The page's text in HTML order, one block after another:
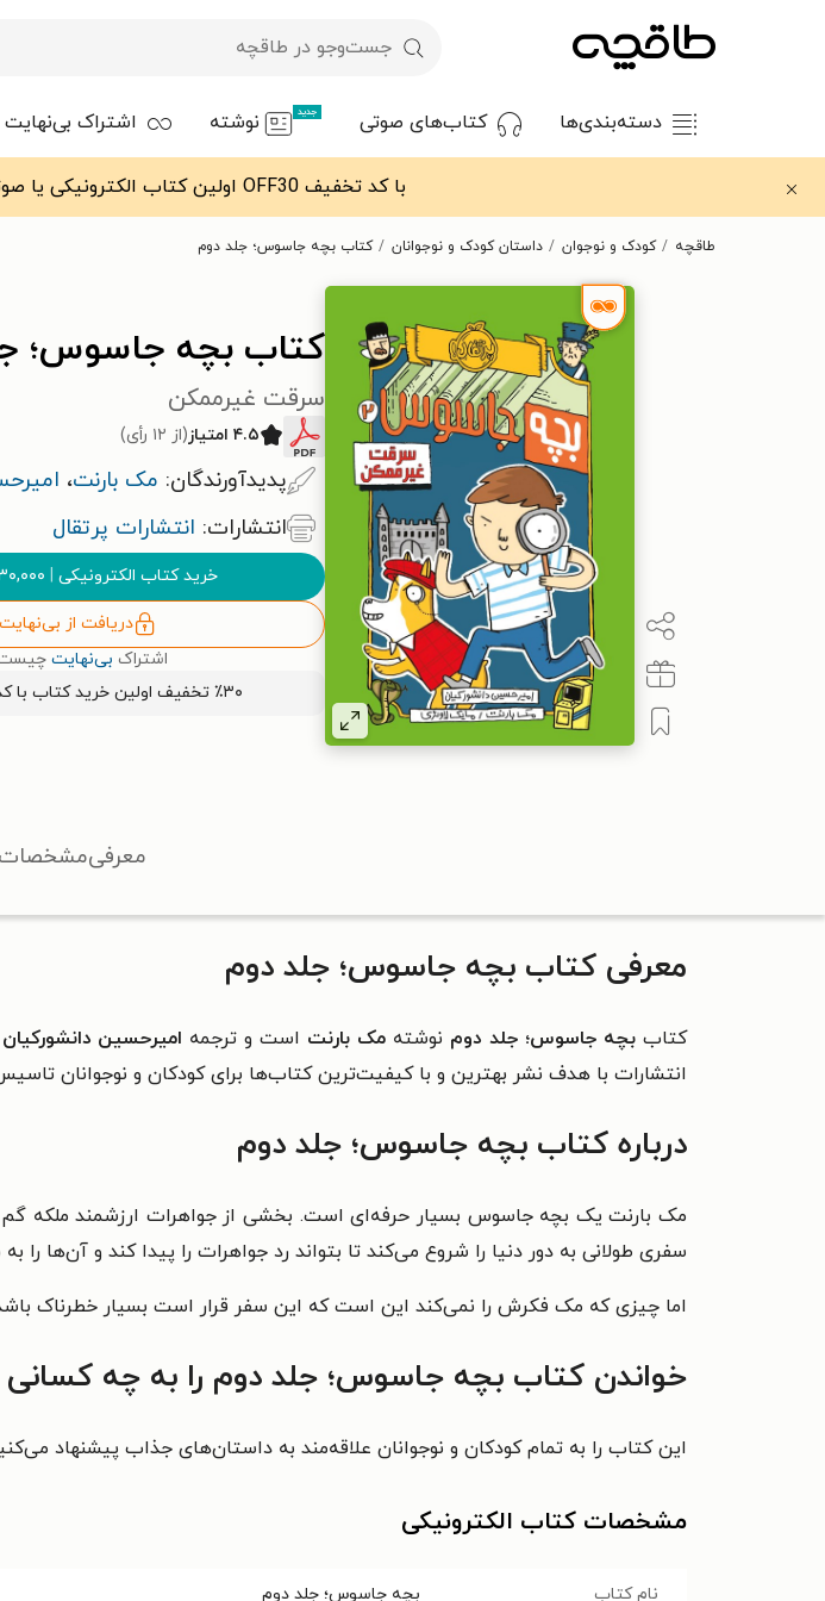
دسته‌بندی‌ها کتاب‌های صوتی جدید نوشته اشتراک بی‌نهایت
با کد تخفیف OFF30 اولین کتاب الکترونیکی یا صوتی‌ات را با ۳۰٪ تخفیف از طاقچه دریافت کن.
طاقچه کودک و نوجوان داستان کودک و نوجوانان کتاب بچه جاسوس؛ جلد دوم
کتاب بچه جاسوس؛
سرقت غیرممکن
۴.۵ امتیاز (از ۱۲ رأی)
پدیدآورندگان: مک بارنت،
انتشارات: انتشارات پرتقال
خرید کتاب الکترونیکی
دریافت از بی‌نهایت
اشتراک بی‌نهایت
٪۳۰ تخفیف اولین خرید کتاب با کد
معرفیمشخصات
معرفی کتاب بچه جاسوس؛ جلد دوم
کتاب بچه جاسوس؛ جلد دوم نوشته مک بارنت است و ترجمه امیرحسین دانشورکیان
انتشارات با هدف نشر بهترین و با کیفیت‌ترین کتاب‌ها برای کودکان و نوجوانان
درباره کتاب بچه جاسوس؛ جلد دوم
مک بارنت یک بچه جاسوس بسیار حرفه‌ای است. بخشی از جواهرات ارزشمند ملکه
سفری طولانی به دور دنیا را شروع می‌کند تا بتواند رد جواهرات را پیدا کند و آن‌ها را به
اما چیزی که مک فکرش را نمی‌کند این است که این سفر قرار است بسیار خطرناک
خواندن کتاب بچه جاسوس؛ جلد دوم را به چه
این کتاب را به تمام کودکان و نوجوانان علاقه‌مند به داستان‌های جذاب پیشنهاد
مشخصات کتاب الکترونیکی
نام کتاب بچه جاسوس؛ جلد دوم